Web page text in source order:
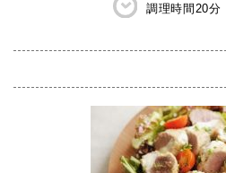
調理時間 20分